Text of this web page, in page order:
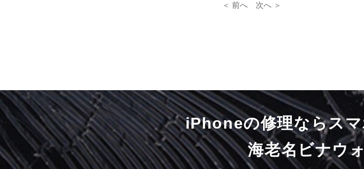
＜ 前へ 次へ ＞
iPhoneの修理ならス
海老名ビナウ